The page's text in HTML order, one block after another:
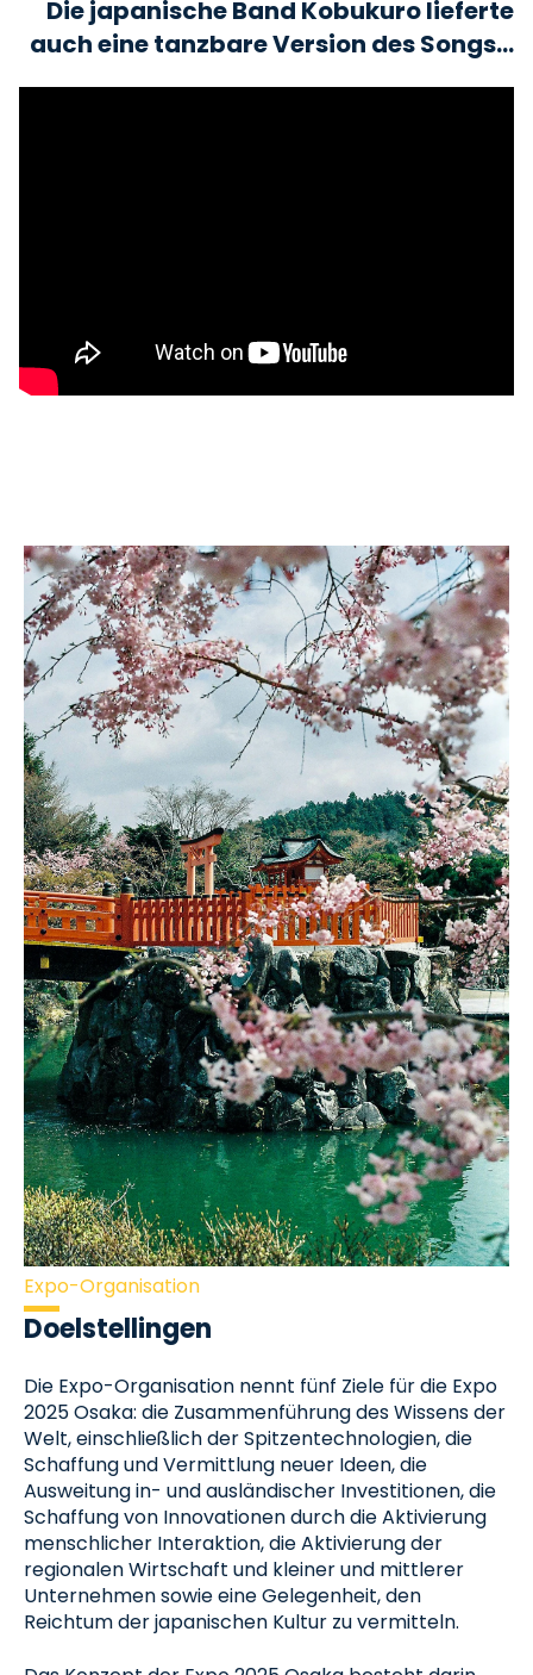
Die japanische Band Kobukuro lieferte
auch eine tanzbare Version des Songs...
Expo-Organisation
Doelstellingen
Die Expo-Organisation nennt fünf Ziele für die Expo
2025 Osaka: die Zusammenführung des Wissens der
Welt, einschließlich der Spitzentechnologien, die
Schaffung und Vermittlung neuer Ideen, die
Ausweitung in- und ausländischer Investitionen, die
Schaffung von Innovationen durch die Aktivierung
menschlicher Interaktion, die Aktivierung der
regionalen Wirtschaft und kleiner und mittlerer
Unternehmen sowie eine Gelegenheit, den
Reichtum der japanischen Kultur zu vermitteln.